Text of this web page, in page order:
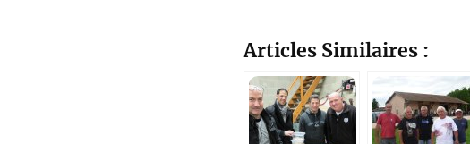
Articles Similaires :